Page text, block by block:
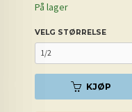
På lager
VELG STØRRELSE
KJØP